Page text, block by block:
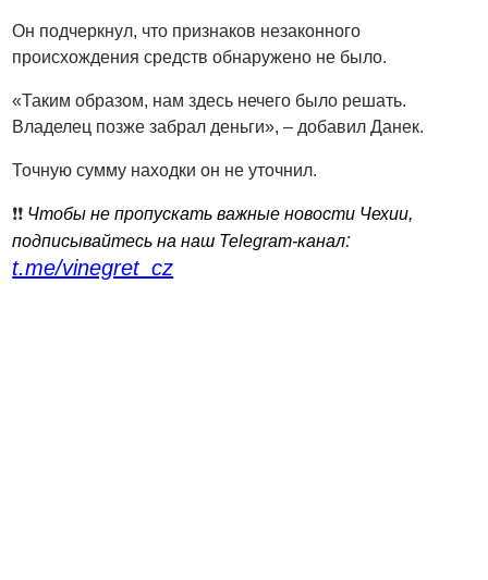
Он подчеркнул, что признаков незаконного
происхождения средств обнаружено не было.
«Таким образом, нам здесь нечего было решать.
Владелец позже забрал деньги», – добавил Данек.
Точную сумму находки он не уточнил.
❗️❗️ Чтобы не пропускать важные новости Чехии,
подписывайтесь на наш Telegram-канал:
t.me/vinegret_cz